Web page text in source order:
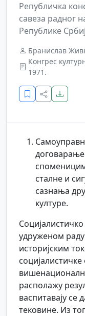
Републичка
савеза радног
Републике
Бранислав
Конгрес
1971.
сталне и
сазнања
културе.
удруженом
историјским
располажу
васпитавају се
тековине. Из